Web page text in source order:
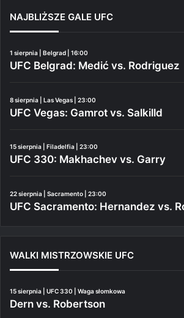
NAJBLIŻSZE GALE UFC
1 sierpnia | Belgrad | 16:00
UFC Belgrad: Medić vs. Rodriguez
8 sierpnia | Las Vegas | 23:00
UFC Vegas: Gamrot vs. Salkilld
15 sierpnia | Filadelfia | 23:00
UFC 330: Makhachev vs. Garry
22 sierpnia | Sacramento | 23:00
UFC Sacramento: Hernandez vs.
WALKI MISTRZOWSKIE UFC
15 sierpnia | UFC 330 | Waga słomkowa
Dern vs. Robertson